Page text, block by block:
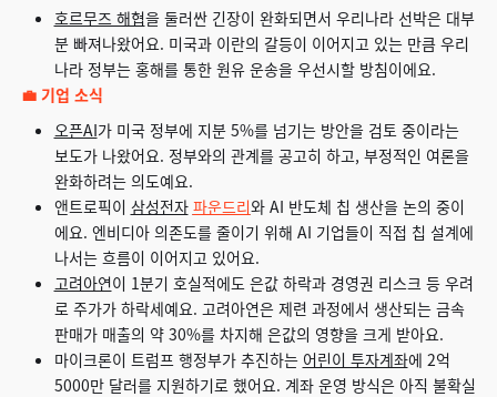
호르무즈 해협을 둘러싼 긴장이 완화되면서 우리나라 선박은 대부
분 빠져나왔어요. 미국과 이란의 갈등이 이어지고 있는 만큼 우리
나라 정부는 홍해를 통한 원유 운송을 우선시할 방침이에요.
💼 기업 소식
오픈AI가 미국 정부에 지분 5%를 넘기는 방안을 검토 중이라는
보도가 나왔어요. 정부와의 관계를 공고히 하고, 부정적인 여론을
완화하려는 의도예요.
앤트로픽이 삼성전자 파운드리와 AI 반도체 칩 생산을 논의 중이
에요. 엔비디아 의존도를 줄이기 위해 AI 기업들이 직접 칩 설계에
나서는 흐름이 이어지고 있어요.
고려아연이 1분기 호실적에도 은값 하락과 경영권 리스크 등 우려
로 주가가 하락세예요. 고려아연은 제련 과정에서 생산되는 금속
판매가 매출의 약 30%를 차지해 은값의 영향을 크게 받아요.
마이크론이 트럼프 행정부가 추진하는 어린이 투자계좌에 2억
5000만 달러를 지원하기로 했어요. 계좌 운영 방식은 아직 불확실